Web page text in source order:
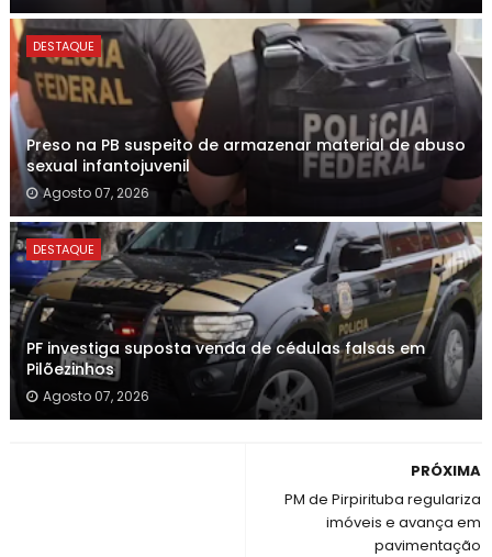
DESTAQUE
Preso na PB suspeito de armazenar material de abuso
sexual infantojuvenil
Agosto 07, 2026
DESTAQUE
PF investiga suposta venda de cédulas falsas em
Pilõezinhos
Agosto 07, 2026
PRÓXIMA
PM de Pirpirituba regulariza
imóveis e avança em
pavimentação